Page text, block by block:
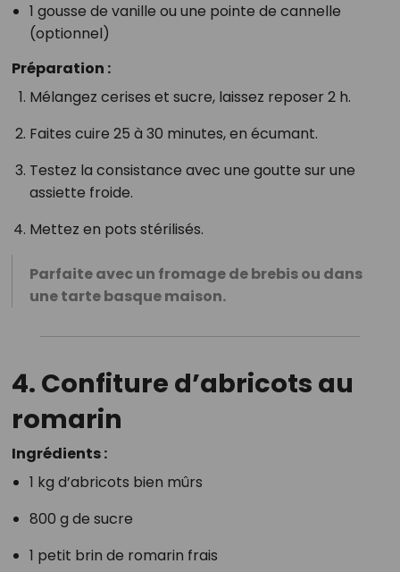
1 gousse de vanille ou une pointe de cannelle
(optionnel)
Préparation :
Mélangez cerises et sucre, laissez reposer 2 h.
Faites cuire 25 à 30 minutes, en écumant.
Testez la consistance avec une goutte sur une
assiette froide.
Mettez en pots stérilisés.
Parfaite avec un fromage de brebis ou dans
une tarte basque maison.
4. Confiture d’abricots au
romarin
Ingrédients :
1 kg d’abricots bien mûrs
800 g de sucre
1 petit brin de romarin frais